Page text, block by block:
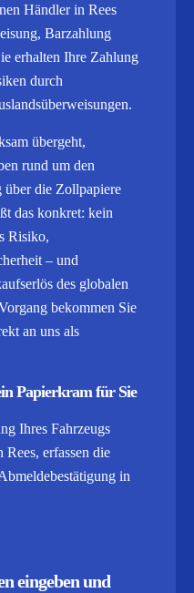
Händler in Rees
Barzahlung
erhalten Ihre Zahlung
durch
übergeht,
rund um den
die Zollpapiere
das konkret: kein
Risiko,
– und
des globalen
bekommen Sie
an uns als
Papierkram für Sie
Ihres Fahrzeugs
erfassen die
in
eingeben und